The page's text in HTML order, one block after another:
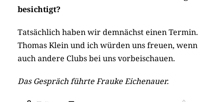
besichtigt?
Tatsächlich haben wir demnächst einen Termin.
Thomas Klein und ich würden uns freuen, wenn
auch andere Clubs bei uns vorbeischauen.
Das Gespräch führte Frauke Eichenauer.